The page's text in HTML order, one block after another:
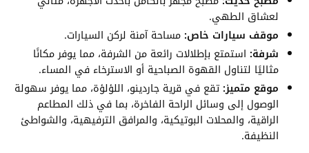
لعشاق الطهي.
موقف سيارات خاص: مساحة آمنة لركن السيارات.
شرفة: استمتع بإطلالات رائعة من الشرفة، مما يوفر مكانًا
مثاليًا لتناول القهوة الصباحية أو الاسترخاء في المساء.
موقع متميز: تقع في قرية جاردينو، اللؤلؤة، مما يوفر سهولة
الوصول إلى وسائل الراحة الفاخرة، بما في ذلك المطاعم
الراقية، والمحلات البوتيكية، والمرافق الترفيهية، والشواطئ
النظيفة.